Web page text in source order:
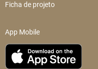
Ficha de projeto
App Mobile